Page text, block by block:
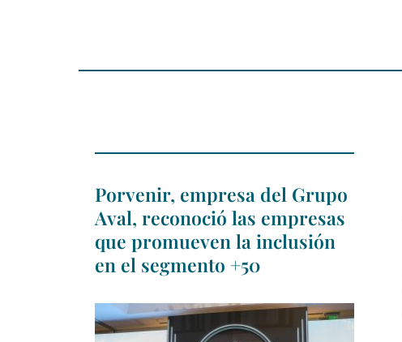
Porvenir, empresa del Grupo
Aval, reconoció las empresas
que promueven la inclusión
en el segmento +50